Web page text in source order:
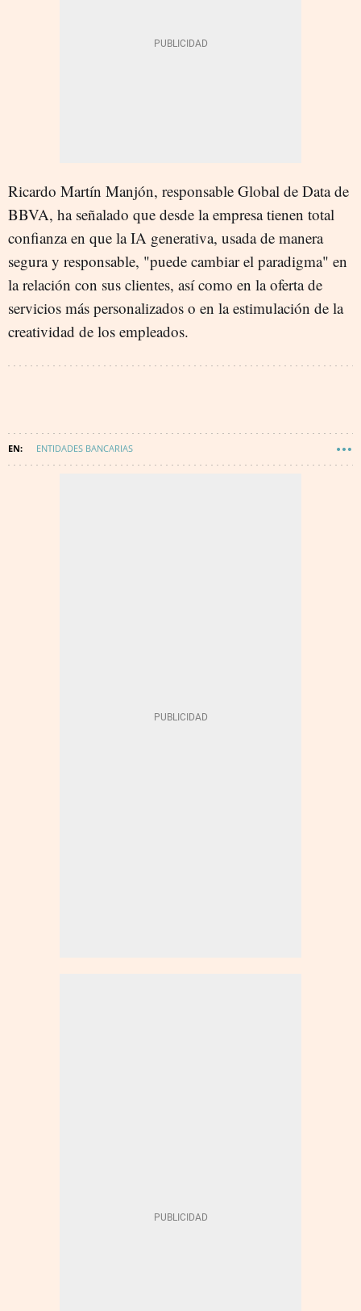
Ricardo Martín Manjón, responsable Global de Data de
BBVA, ha señalado que desde la empresa tienen total
confianza en que la IA generativa, usada de manera
segura y responsable, "puede cambiar el paradigma" en
la relación con sus clientes, así como en la oferta de
servicios más personalizados o en la estimulación de la
creatividad de los empleados.
ENTIDADES BANCARIAS